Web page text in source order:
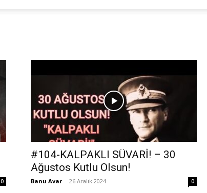
Avar
0
#104-KALPAKLI SÜVARİ! – 30
Ağustos Kutlu Olsun!
Banu Avar - 26 Aralık 2024 0